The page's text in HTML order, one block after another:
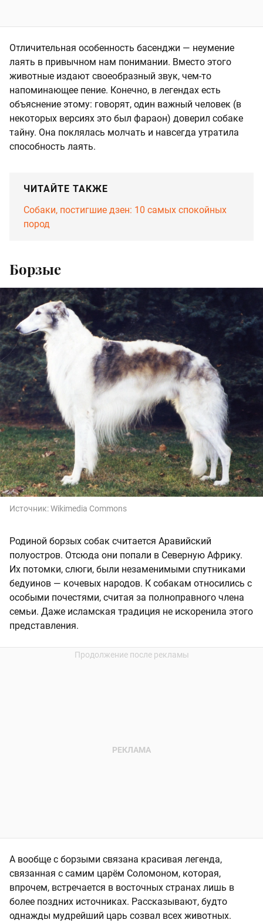
Отличительная особенность басенджи — неумение
лаять в привычном нам понимании. Вместо этого
животные издают своеобразный звук, чем-то
напоминающее пение. Конечно, в легендах есть
объяснение этому: говорят, один важный человек (в
некоторых версиях это был фараон) доверил собаке
тайну. Она поклялась молчать и навсегда утратила
способность лаять.
ЧИТАЙТЕ ТАКЖЕ
Собаки, постигшие дзен: 10 самых спокойных
пород
Борзые
Источник:Wikimedia Commons
Родиной борзых собак считается Аравийский
полуостров. Отсюда они попали в Северную Африку.
Их потомки, слюги, были незаменимыми спутниками
бедуинов — кочевых народов. К собакам относились с
особыми почестями, считая за полноправного члена
семьи. Даже исламская традиция не искоренила этого
представления.
А вообще с борзыми связана красивая легенда,
связанная с самим царём Соломоном, которая,
впрочем, встречается в восточных странах лишь в
более поздних источниках. Рассказывают, будто
однажды мудрейший царь созвал всех животных.